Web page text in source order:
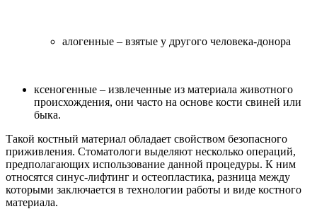
алогенные – взятые у другого человека-донора
ксеногенные – извлеченные из материала животного
происхождения, они часто на основе кости свиней или
быка.
Такой костный материал обладает свойством безопасного
приживления. Стоматологи выделяют несколько операций,
предполагающих использование данной процедуры. К ним
относятся синус-лифтинг и остеопластика, разница между
которыми заключается в технологии работы и виде костного
материала.